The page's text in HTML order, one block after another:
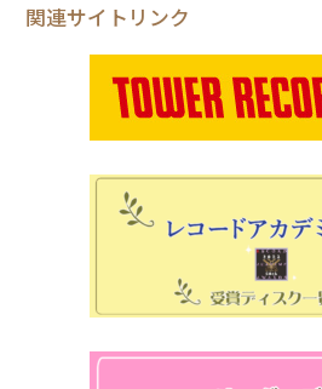
関連サイトリンク